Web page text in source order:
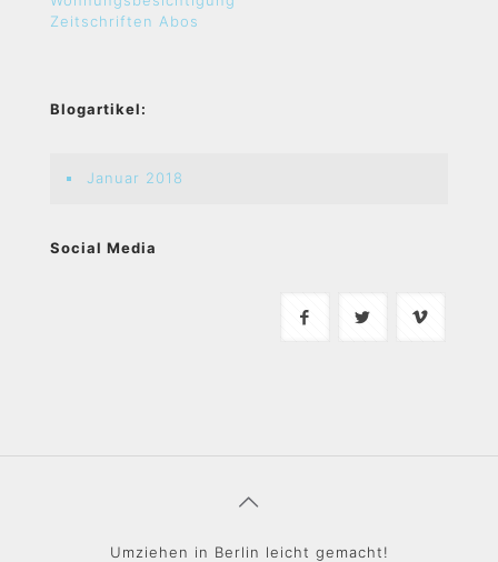
Zeitschriften Abos
Blogartikel:
Januar 2018
Social Media
Umziehen in Berlin leicht gemacht!